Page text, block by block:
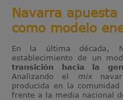
Navarra
como modelo
En la última década,
establecimiento de un
transición hacia la
Analizando el mix
producida en la
frente a la media nacional